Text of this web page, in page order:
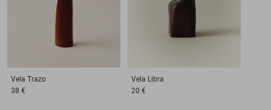
Vela Trazo
38 €
Vela Libra
20 €